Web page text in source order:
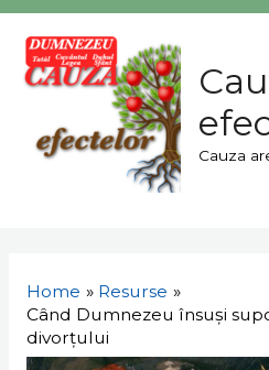
Skip
content
Cauza
Home
Resurse
Când Dumnezeu însuși
divorțului
articole